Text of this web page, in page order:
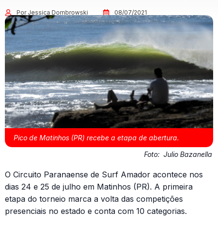
Por Jessica Dombrowski 08/07/2021
Pico de Matinhos (PR) recebe a etapa de abertura.
Foto: Julio Bazanella
O Circuito Paranaense de Surf Amador acontece nos
dias 24 e 25 de julho em Matinhos (PR). A primeira
etapa do torneio marca a volta das competições
presenciais no estado e conta com 10 categorias.